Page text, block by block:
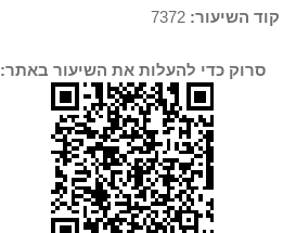
קוד השיעור:
סרוק כדי להעלות את השיעור באתר: